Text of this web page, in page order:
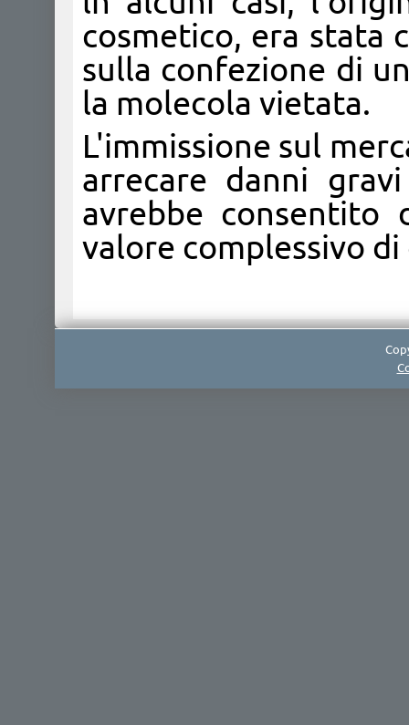
cosmetico, era stata
sulla confezione di
la molecola vietata.
L'immissione sul
arrecare danni
avrebbe
valore complessivo